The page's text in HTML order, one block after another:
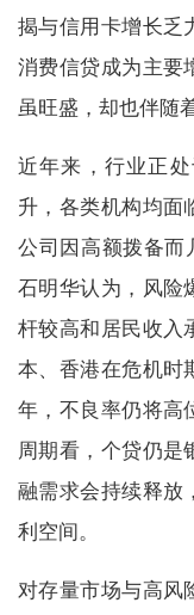
揭与信用卡增长乏
消费信贷成为主要
虽旺盛，却也伴随
近年来，行业正
升，各类机构均面
公司因高额拨备而
石明华认为，风险
杆较高和居民收入
本、香港在危机时
年，不良率仍将高
周期看，个贷仍是
融需求会持续释放
利空间。
对存量市场与高风